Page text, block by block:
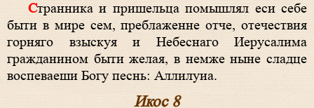
Странника и пришельца помышлял еси себе
быти в мире сем, преблаженне отче, отечествия
горняго взыскуя и Небеснаго Иерусалима
гражданином быти желая, в немже ныне сладце
воспеваеши Богу песнь: Аллилуиа.
Икос 8